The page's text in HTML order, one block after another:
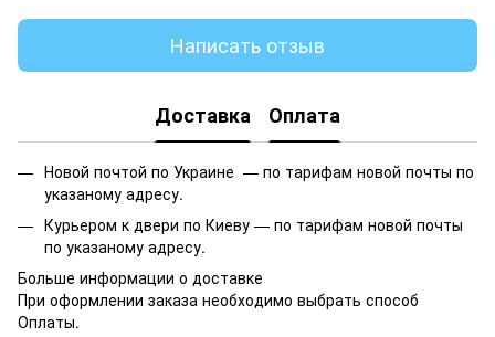
Написать отзыв
Доставка Оплата
Новой почтой по Украине — по тарифам новой почты по
указаному адресу.
Курьером к двери по Киеву — по тарифам новой почты
по указаному адресу.
Больше информации о доставке
При оформлении заказа необходимо выбрать способ
Оплаты.